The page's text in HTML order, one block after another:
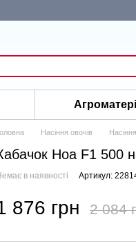
Насіння овочів
Ноа F1 500
в наявності Артикул:
876 грн 2 084